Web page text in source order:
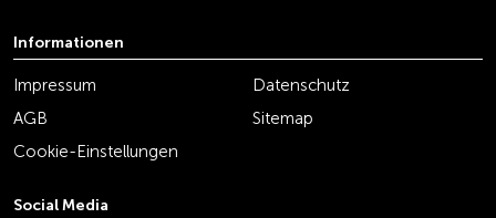
Informationen
Impressum
Datenschutz
AGB
Sitemap
Cookie-Einstellungen
Social Media